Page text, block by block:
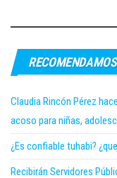
RECOMENDAMOS
Claudia Rincón Pérez
acoso para niñas,
¿Es confiable tuhabi?
Recibirán Servidores